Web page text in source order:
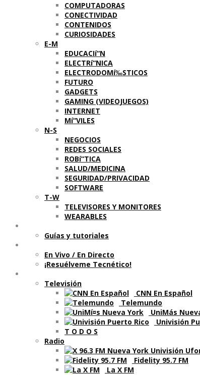
COMPUTADORAS
CONECTIVIDAD
CONTENIDOS
CURIOSIDADES
E-M
EDUCACIí“N
ELECTRí“NICA
ELECTRODOMí‰STICOS
FUTURO
GADGETS
GAMING (VIDEOJUEGOS)
INTERNET
Mí“VILES
N-S
NEGOCIOS
REDES SOCIALES
ROBí“TICA
SALUD/MEDICINA
SEGURIDAD/PRIVACIDAD
SOFTWARE
T-W
TELEVISORES Y MONITORES
WEARABLES
Guí­as y tutoriales
En Vivo / En Directo
¡Resuélveme Tecnético!
Televisión
CNN En Español
Telemundo
UniMás
Univisión
T O D O S
Radio
Fidelity 95.7 FM
La X FM